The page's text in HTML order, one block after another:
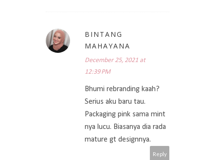
BINTANG
MAHAYANA
December 25, 2021 at
12:39 PM
Bhumi rebranding kaah?
Serius aku baru tau.
Packaging pink sama mint
nya lucu. Biasanya dia rada
mature gt designnya.
Reply